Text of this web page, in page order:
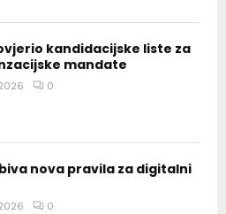
ovjerio kandidacijske liste za
mandate
0
nova pravila za digitalni
0